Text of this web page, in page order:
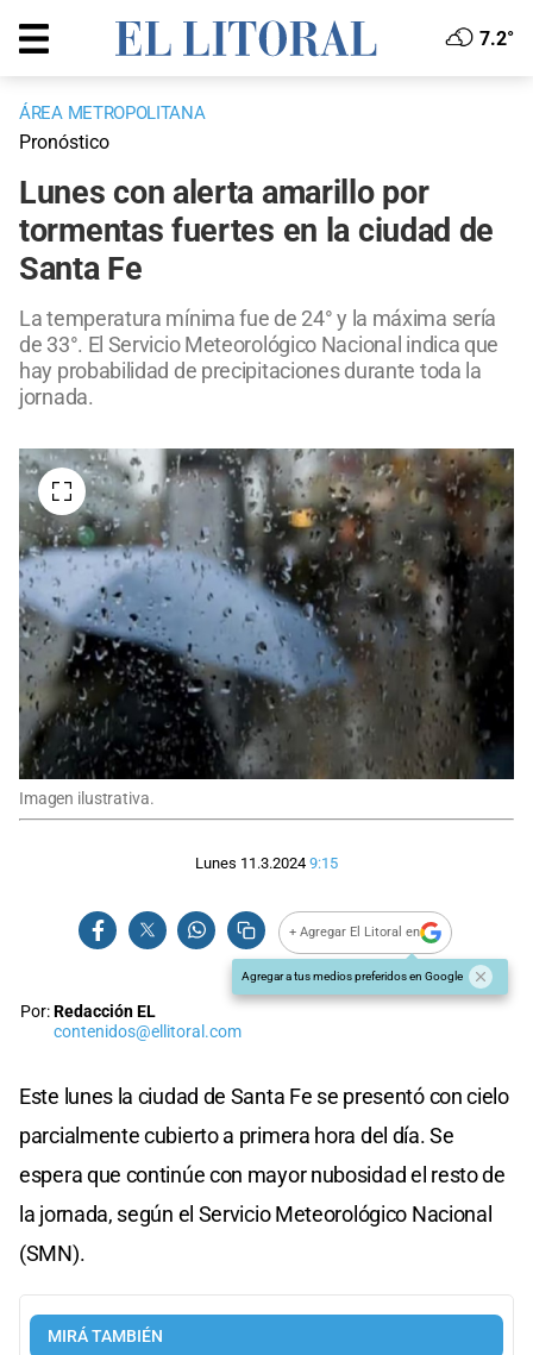
7.2°
ÁREA METROPOLITANA
Pronóstico
Lunes con alerta amarillo por
tormentas fuertes en la ciudad de
Santa Fe
La temperatura mínima fue de 24° y la máxima sería
de 33°. El Servicio Meteorológico Nacional indica que
hay probabilidad de precipitaciones durante toda la
jornada.
Imagen ilustrativa.
Lunes 11.3.2024 9:15
+ Agregar El Litoral en
Agregar a tus medios preferidos en Google
Por:Redacción EL
contenidos@ellitoral.com
Este lunes la ciudad de Santa Fe se presentó con cielo
parcialmente cubierto a primera hora del día. Se
espera que continúe con mayor nubosidad el resto de
la jornada, según el Servicio Meteorológico Nacional
(SMN).
MIRÁ TAMBIÉN